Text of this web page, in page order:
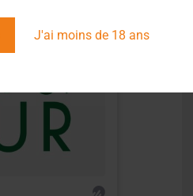
J'ai moins de 18 ans